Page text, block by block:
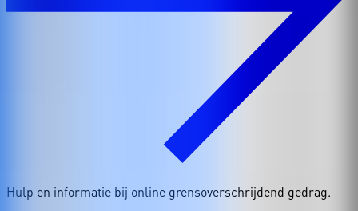
Hulp en informatie bij online grensoverschrijdend gedrag.